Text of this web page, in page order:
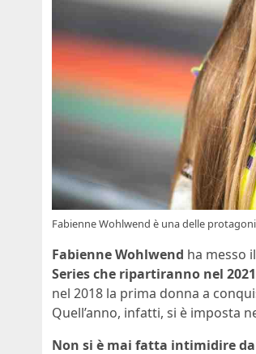
Fabienne Wohlwend è una delle
Fabienne Wohlwend ha messo
Series che ripartiranno nel 2021
nel 2018 la prima donna a
Quell’anno, infatti, si è imposta
Non si è mai fatta intimidire